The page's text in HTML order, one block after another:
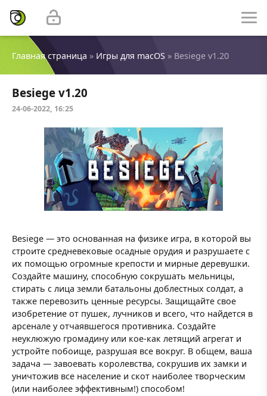
Главная страница » Игры для macOS » Besiege v1.20
Besiege v1.20
24-06-2022, 16:25
Besiege — это основанная на физике игра, в которой вы
строите средневековые осадные орудия и разрушаете с
их помощью огромные крепости и мирные деревушки.
Создайте машину, способную сокрушать мельницы,
стирать с лица земли батальоны доблестных солдат, а
также перевозить ценные ресурсы. Защищайте свое
изобретение от пушек, лучников и всего, что найдется в
арсенале у отчаявшегося противника. Создайте
неуклюжую громадину или кое-как летящий агрегат и
устройте побоище, разрушая все вокруг. В общем, ваша
задача — завоевать королевства, сокрушив их замки и
уничтожив все население и скот наиболее творческим
(или наиболее эффективным!) способом!